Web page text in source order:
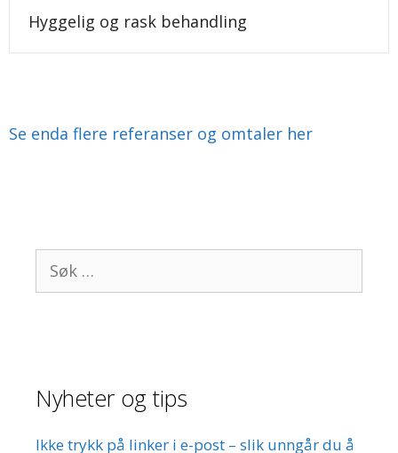
Hyggelig og rask behandling
Se enda flere referanser og omtaler her
Søk
Nyheter og tips
Ikke trykk på linker i e-post – slik unngår du å